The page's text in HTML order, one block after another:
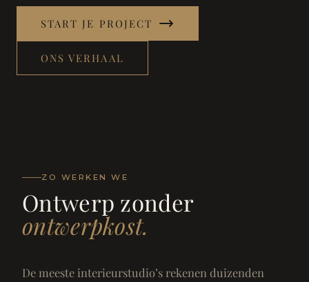
START JE PROJECT
ONS VERHAAL
ZO WERKEN WE
Ontwerp zonder
ontwerpkost.
De meeste interieurstudio’s rekenen duizenden